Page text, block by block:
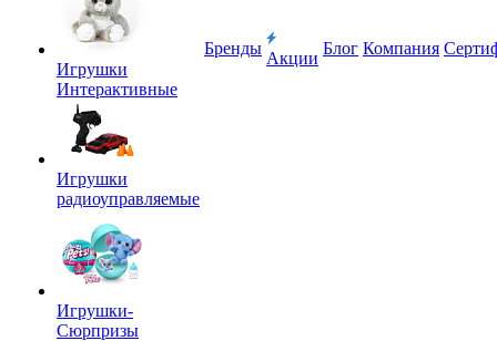
Игрушки
Интерактивные
Игрушки
радиоуправляемые
Игрушки-
Сюрпризы
Бренды
Акции
Блог Компания